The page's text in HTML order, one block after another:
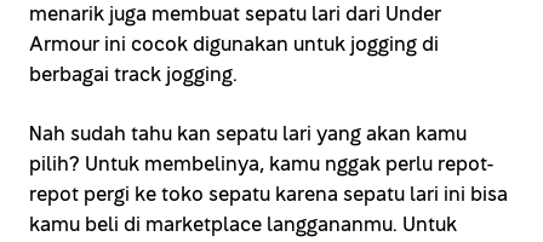
menarik juga membuat sepatu lari dari Under
Armour ini cocok digunakan untuk jogging di
berbagai track jogging.
Nah sudah tahu kan sepatu lari yang akan kamu
pilih? Untuk membelinya, kamu nggak perlu repot-
repot pergi ke toko sepatu karena sepatu lari ini bisa
kamu beli di marketplace langgananmu. Untuk